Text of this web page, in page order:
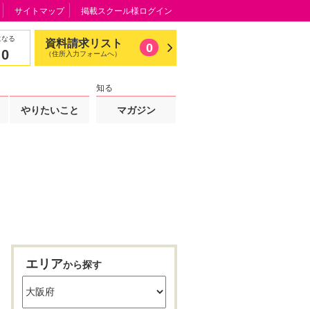
る
0
資料請求リスト
（住所入力フォームへ） 0
やりたいこと
知る
マガジン
サイトマップ 掲載スクール様ログイン
エリアから探す